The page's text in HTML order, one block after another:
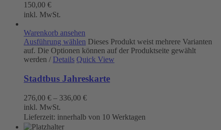
150,00 €
inkl. MwSt.
Warenkorb ansehen
Ausführung wählen Dieses Produkt weist mehrere Varianten
auf. Die Optionen können auf der Produktseite gewählt
werden / Details Quick View
Stadtbus Jahreskarte
276,00 € – 336,00 €
inkl. MwSt.
Lieferzeit: innerhalb von 10 Werktagen